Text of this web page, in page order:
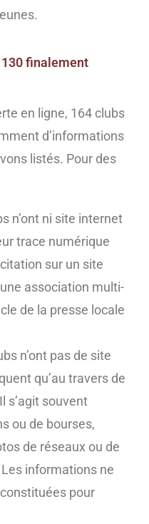
finalement
en ligne, 164 clubs
d’informations
listés. Pour des
n’ont ni site internet
trace numérique
sur un site
association multi-
de la presse locale
n’ont pas de site
qu’au travers de
s’agit souvent
ou de bourses,
de réseaux ou de
informations ne
pour